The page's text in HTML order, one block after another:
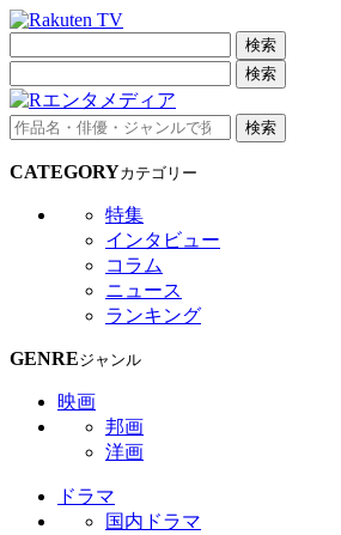
検索
検索
検索
CATEGORYカテゴリー
特集
インタビュー
コラム
ニュース
ランキング
GENREジャンル
映画
邦画
洋画
ドラマ
国内ドラマ